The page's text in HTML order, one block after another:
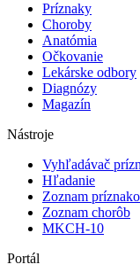
Príznaky
Choroby
Anatómia
Očkovanie
Lekárske odbory
Diagnózy
Magazín
Nástroje
Vyhľadávač
Hľadanie
Zoznam
Zoznam chorôb
MKCH-10
Portál